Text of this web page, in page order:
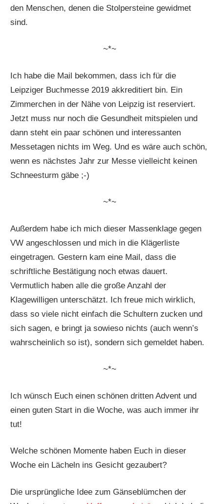
den Menschen, denen die Stolpersteine gewidmet
sind.
~*~
Ich habe die Mail bekommen, dass ich für die
Leipziger Buchmesse 2019 akkreditiert bin. Ein
Zimmerchen in der Nähe von Leipzig ist reserviert.
Jetzt muss nur noch die Gesundheit mitspielen und
dann steht ein paar schönen und interessanten
Messetagen nichts im Weg. Und es wäre auch schön,
wenn es nächstes Jahr zur Messe vielleicht keinen
Schneesturm gäbe ;-)
~*~
Außerdem habe ich mich dieser Massenklage gegen
VW angeschlossen und mich in die Klägerliste
eingetragen. Gestern kam eine Mail, dass die
schriftliche Bestätigung noch etwas dauert.
Vermutlich haben alle die große Anzahl der
Klagewilligen unterschätzt. Ich freue mich wirklich,
dass so viele nicht einfach die Schultern zucken und
sich sagen, e bringt ja sowieso nichts (auch wenn’s
wahrscheinlich so ist), sondern sich gemeldet haben.
~*~
Ich wünsch Euch einen schönen dritten Advent und
einen guten Start in die Woche, was auch immer ihr
tut!
Welche schönen Momente haben Euch in dieser
Woche ein Lächeln ins Gesicht gezaubert?
Die ursprüngliche Idee zum Gänseblümchen der